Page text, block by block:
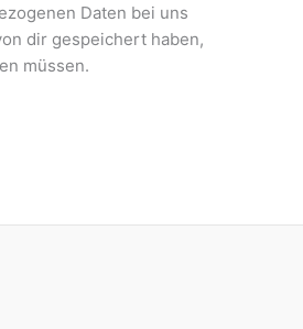
Daten bei uns
dir gespeichert haben,
müssen.